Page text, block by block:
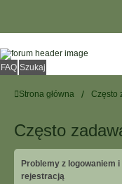
FAQ Szukaj
Strona główna Często
Często
Problemy z logowaniem i
rejestracją